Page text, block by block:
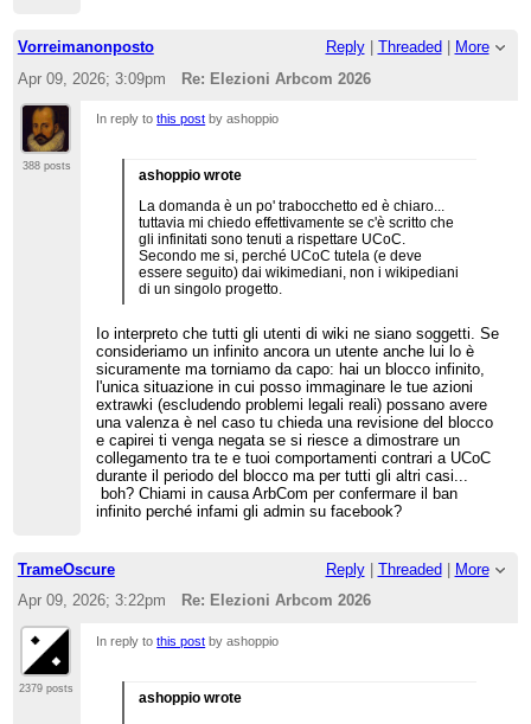
Vorreimanonposto Reply| Threaded | More
Apr 09, 2026; 3:09pm
Re: Elezioni Arbcom 2026
388 posts
In reply tothis post by ashoppio
ashoppio wrote
La domanda è un po' trabocchetto ed è chiaro...
tuttavia mi chiedo effettivamente se c'è scritto che
gli infinitati sono tenuti a rispettare UCoC.
Secondo me si, perché UCoC tutela (e deve
essere seguito) dai wikimediani, non i wikipediani
di un singolo progetto.
Io interpreto che tutti gli utenti di wiki ne siano soggetti. Se
consideriamo un infinito ancora un utente anche lui lo è
sicuramente ma torniamo da capo: hai un blocco infinito,
l'unica situazione in cui posso immaginare le tue azioni
extrawki (escludendo problemi legali reali) possano avere
una valenza è nel caso tu chieda una revisione del blocco
e capirei ti venga negata se si riesce a dimostrare un
collegamento tra te e tuoi comportamenti contrari a UCoC
durante il periodo del blocco ma per tutti gli altri casi...
boh? Chiami in causa ArbCom per confermare il ban
infinito perché infami gli admin su facebook?
TrameOscure Reply| Threaded | More
Apr 09, 2026; 3:22pm
Re: Elezioni Arbcom 2026
2379 posts
In reply tothis post by ashoppio
ashoppio wrote